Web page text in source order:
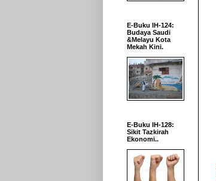
E-Buku IH-124:
Budaya Saudi
&Melayu Kota
Mekah Kini.
E-Buku IH-128:
Sikit Tazkirah
Ekonomi..